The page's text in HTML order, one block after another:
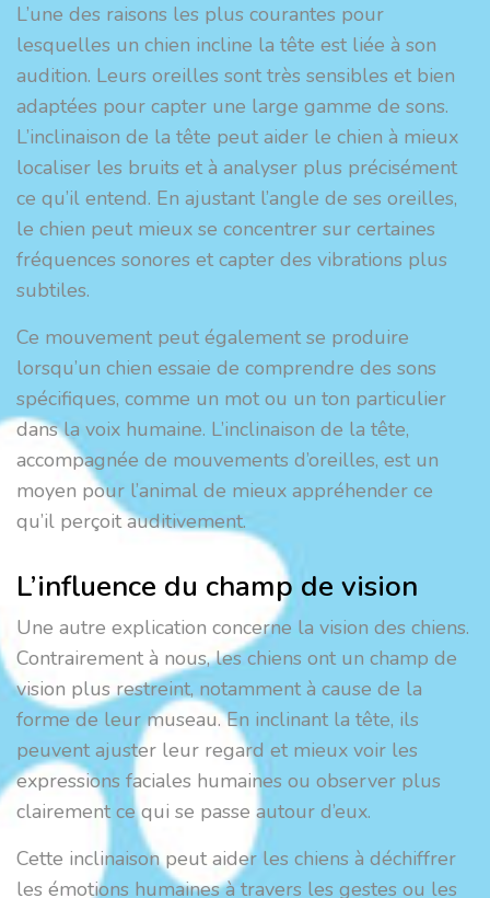
L’une des raisons les plus courantes pour
lesquelles un chien incline la tête est liée à son
audition. Leurs oreilles sont très sensibles et bien
adaptées pour capter une large gamme de sons.
L’inclinaison de la tête peut aider le chien à mieux
localiser les bruits et à analyser plus précisément
ce qu’il entend. En ajustant l’angle de ses oreilles,
le chien peut mieux se concentrer sur certaines
fréquences sonores et capter des vibrations plus
subtiles.
Ce mouvement peut également se produire
lorsqu’un chien essaie de comprendre des sons
spécifiques, comme un mot ou un ton particulier
dans la voix humaine. L’inclinaison de la tête,
accompagnée de mouvements d’oreilles, est un
moyen pour l’animal de mieux appréhender ce
qu’il perçoit auditivement.
L’influence du champ de vision
Une autre explication concerne la vision des chiens.
Contrairement à nous, les chiens ont un champ de
vision plus restreint, notamment à cause de la
forme de leur museau. En inclinant la tête, ils
peuvent ajuster leur regard et mieux voir les
expressions faciales humaines ou observer plus
clairement ce qui se passe autour d’eux.
Cette inclinaison peut aider les chiens à déchiffrer
les émotions humaines à travers les gestes ou les